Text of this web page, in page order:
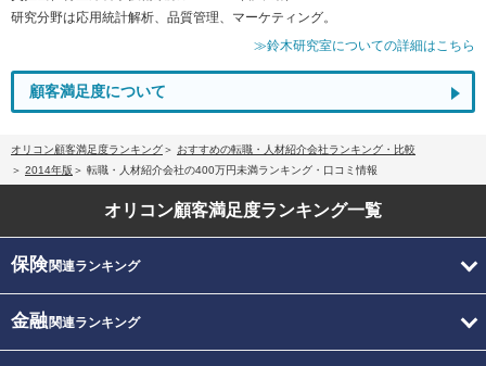
研究分野は応用統計解析、品質管理、マーケティング。
≫鈴木研究室についての詳細はこちら
顧客満足度について
オリコン顧客満足度ランキング
おすすめの転職・人材紹介会社ランキング・比較
2014年版
転職・人材紹介会社の400万円未満ランキング・口コミ情報
オリコン顧客満足度ランキング一覧
保険関連ランキング
金融関連ランキング